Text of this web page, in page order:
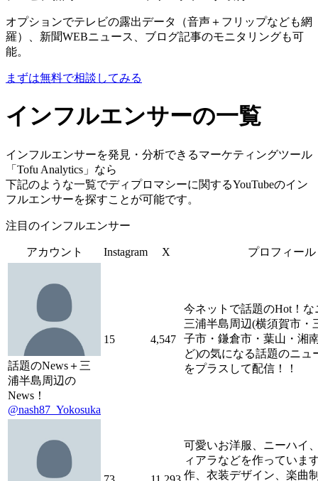
オプションでテレビの露出データ（音声＋フリップなども網
羅）、新聞WEBニュース、ブログ記事のモニタリングも可
能。
まずは無料で相談してみる
インフルエンサーの一覧
インフルエンサーを発見・分析できるマーケティングツール
「Tofu Analytics」なら
下記のような一覧でディプロマシーに関するYouTubeのイン
フルエンサーを探すことが可能です。
注目のインフルエンサー
アカウント Instagram X プロフィール
話題のNews＋三
浦半島周辺の
News！
@nash87_Yokosuka
15 4,547
今ネットで話題のHot！な
三浦半島周辺(横須賀市・
子市・鎌倉市・葉山・湘
ど)の気になる話題のニュ
をプラスして配信！！
可愛いお洋服、ニーハイ
ィアラなどを作っていま
作、衣装デザイン、楽曲